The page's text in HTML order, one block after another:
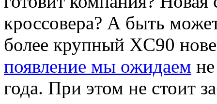
кроссовера? А быть
более крупный XC90
появление мы ожидаем
года. При этом не стоит